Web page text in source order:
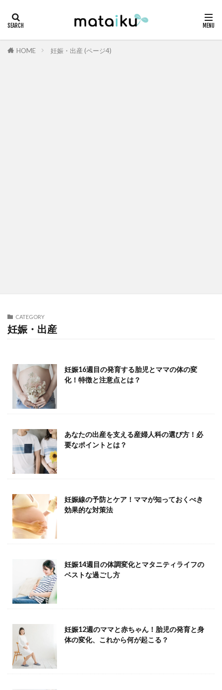
HOME 妊娠・出産 (ページ4)
CATEGORY
妊娠・出産
妊娠16週目の発育する胎児とママの体の変
化！特徴と注意点とは？
あなたの出産を支える産婦人科の選び方！必
要なポイントとは？
妊娠線の予防とケア！ママが知っておくべき
効果的な対策法
妊娠14週目の体調変化とマタニティライフの
ベストな過ごし方
妊娠12週のママと赤ちゃん！胎児の発育と身
体の変化、これから何が起こる？